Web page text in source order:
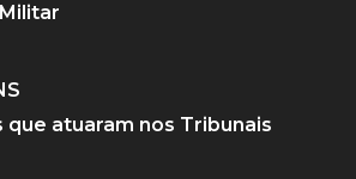
que atuaram nos Tribunais